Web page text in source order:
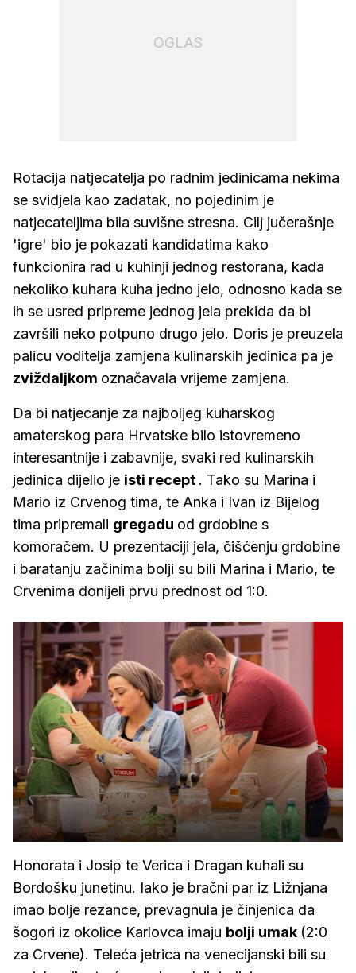
OGLAS
Rotacija natjecatelja po radnim jedinicama nekima
se svidjela kao zadatak, no pojedinim je
natjecateljima bila suvišne stresna. Cilj jučerašnje
'igre' bio je pokazati kandidatima kako
funkcionira rad u kuhinji jednog restorana, kada
nekoliko kuhara kuha jedno jelo, odnosno kada se
ih se usred pripreme jednog jela prekida da bi
završili neko potpuno drugo jelo. Doris je preuzela
palicu voditelja zamjena kulinarskih jedinica pa je
zviždaljkom označavala vrijeme zamjena.
Da bi natjecanje za najboljeg kuharskog
amaterskog para Hrvatske bilo istovremeno
interesantnije i zabavnije, svaki red kulinarskih
jedinica dijelio je isti recept . Tako su Marina i
Mario iz Crvenog tima, te Anka i Ivan iz Bijelog
tima pripremali gregadu od grdobine s
komoračem. U prezentaciji jela, čišćenju grdobine
i baratanju začinima bolji su bili Marina i Mario, te
Crvenima donijeli prvu prednost od 1:0.
Honorata i Josip te Verica i Dragan kuhali su
Bordošku junetinu. Iako je bračni par iz Ližnjana
imao bolje rezance, prevagnula je činjenica da
šogori iz okolice Karlovca imaju bolji umak (2:0
za Crvene). Teleća jetrica na venecijanski bili su